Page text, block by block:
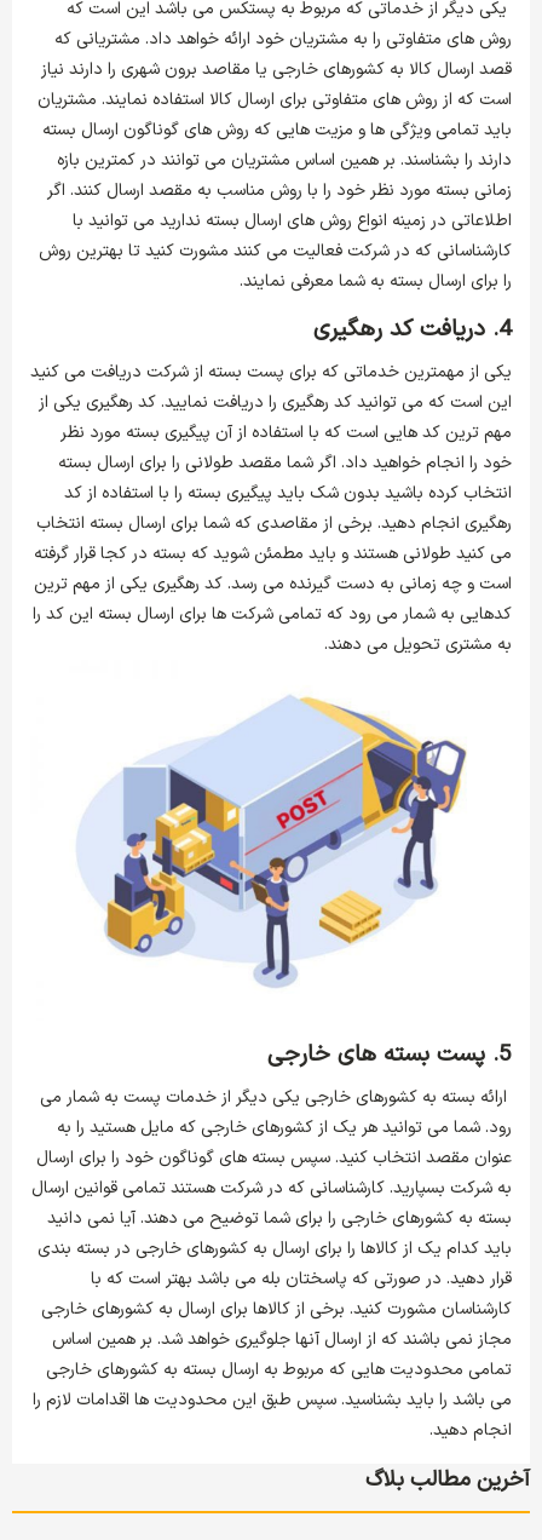
یکی دیگر از خدماتی که مربوط به پستکس می باشد این است که
روش های متفاوتی را به مشتریان خود ارائه خواهد داد. مشتریانی که
قصد ارسال کالا به کشورهای خارجی یا مقاصد برون شهری را دارند نیاز
است که از روش های متفاوتی برای ارسال کالا استفاده نمایند. مشتریان
باید تمامی ویژگی ها و مزیت هایی که روش های گوناگون ارسال بسته
دارند را بشناسند. بر همین اساس مشتریان می توانند در کمترین بازه
زمانی بسته مورد نظر خود را با روش مناسب به مقصد ارسال کنند. اگر
اطلاعاتی در زمینه انواع روش های ارسال بسته ندارید می توانید با
کارشناسانی که در شرکت فعالیت می ‌کنند مشورت کنید تا بهترین روش
را برای ارسال بسته به شما معرفی نمایند.
4. دریافت کد رهگیری
یکی از مهمترین خدماتی که برای پست بسته از شرکت دریافت می کنید
این است که می توانید کد رهگیری را دریافت نمایید. کد رهگیری یکی از
مهم‌ ترین کد هایی است که با استفاده از آن پیگیری بسته مورد نظر
خود را انجام خواهید داد. اگر شما مقصد طولانی را برای ارسال بسته
انتخاب کرده باشید بدون شک باید پیگیری بسته را با استفاده از کد
رهگیری انجام دهید. برخی از مقاصدی که شما برای ارسال بسته انتخاب
می کنید طولانی هستند و باید مطمئن شوید که بسته در کجا قرار گرفته
است و چه زمانی به دست گیرنده می‌ رسد. کد رهگیری یکی از مهم ‌ترین
کدهایی به شمار می ‌رود که تمامی شرکت‌ ها برای ارسال بسته این کد را
به مشتری تحویل می‌ دهند.
5. پست بسته های خارجی
ارائه بسته به کشورهای خارجی یکی دیگر از خدمات پست به شمار می‌
رود. شما می توانید هر یک از کشورهای خارجی که مایل هستید را به
عنوان مقصد انتخاب کنید. سپس بسته های گوناگون خود را برای ارسال
به شرکت بسپارید. کارشناسانی که در شرکت هستند تمامی قوانین ارسال
بسته به کشورهای خارجی را برای شما توضیح می دهند. آیا نمی‌ دانید
باید کدام یک از کالاها را برای ارسال به کشورهای خارجی در بسته بندی
قرار دهید. در صورتی که پاسختان بله می باشد بهتر است که با
کارشناسان مشورت کنید. برخی از کالاها برای ارسال به کشورهای خارجی
مجاز نمی باشند که از ارسال آنها جلوگیری خواهد شد. بر همین اساس
تمامی محدودیت هایی که مربوط به ارسال بسته به کشورهای خارجی
می باشد را باید بشناسید. سپس طبق این محدودیت ‌ها اقدامات لازم را
انجام دهید.
آخرین مطالب بلاگ